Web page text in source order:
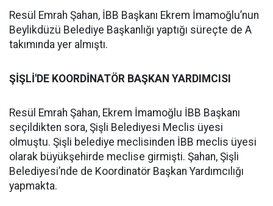
Resül Emrah Şahan, İBB Başkanı Ekrem İmamoğlu’nun
Beylikdüzü Belediye Başkanlığı yaptığı süreçte de A
takımında yer almıştı.
ŞİŞLİ'DE KOORDİNATÖR BAŞKAN YARDIMCISI
Resül Emrah Şahan, Ekrem İmamoğlu İBB Başkanı
seçildikten sora, Şişli Belediyesi Meclis üyesi
olmuştu. Şişli belediye meclisinden İBB meclis üyesi
olarak büyükşehirde meclise girmişti. Şahan, Şişli
Belediyesi’nde de Koordinatör Başkan Yardımcılığı
yapmakta.